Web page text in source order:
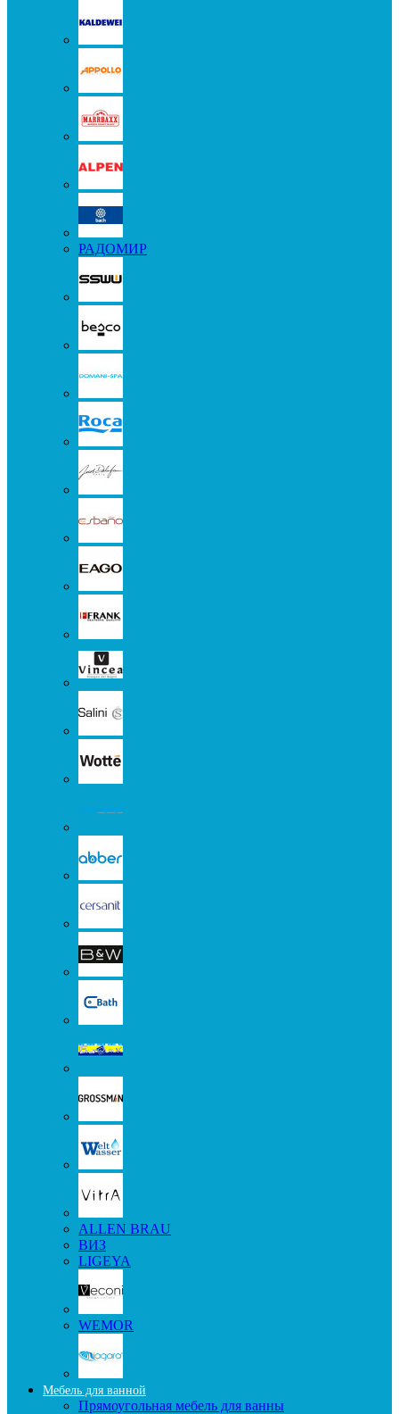
РАДОМИР
ALLEN BRAU
ВИЗ
LIGEYA
WEMOR
Мебель для ванной
Прямоугольная мебель для ванны